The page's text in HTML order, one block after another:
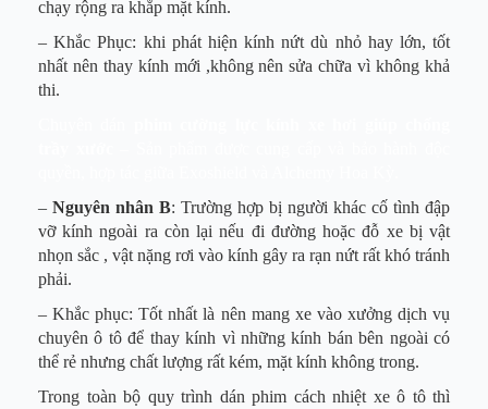
chạy rộng ra khắp mặt kính.
– Khắc Phục: khi phát hiện kính nứt dù nhỏ hay lớn, tốt
nhất nên thay kính mới ,không nên sửa chữa vì không khả
thi.
– Nguyên nhân B: Trường hợp bị người khác cố tình đập
vỡ kính ngoài ra còn lại nếu đi đường hoặc đỗ xe bị vật
nhọn sắc , vật nặng rơi vào kính gây ra rạn nứt rất khó tránh
phải.
– Khắc phục: Tốt nhất là nên mang xe vào xưởng dịch vụ
chuyên ô tô để thay kính vì những kính bán bên ngoài có
thể rẻ nhưng chất lượng rất kém, mặt kính không trong.
Trong toàn bộ quy trình dán phim cách nhiệt xe ô tô thì